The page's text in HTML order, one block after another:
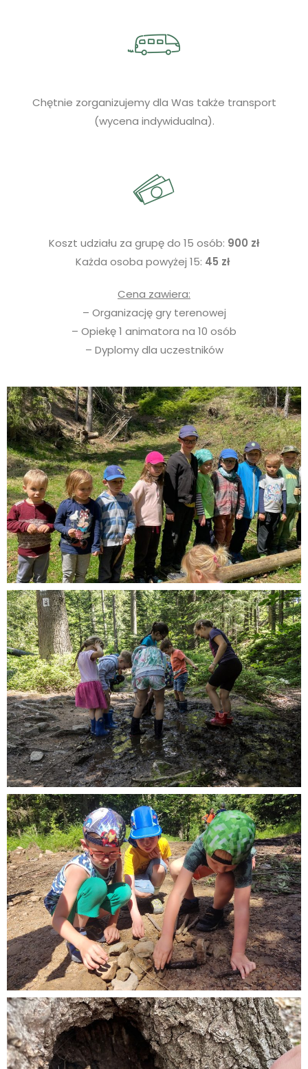
Chętnie zorganizujemy dla Was także transport
(wycena indywidualna).
Koszt udziału za grupę do 15 osób: 900 zł
Każda osoba powyżej 15: 45 zł
Cena zawiera:
– Organizację gry terenowej
– Opiekę 1 animatora na 10 osób
– Dyplomy dla uczestników